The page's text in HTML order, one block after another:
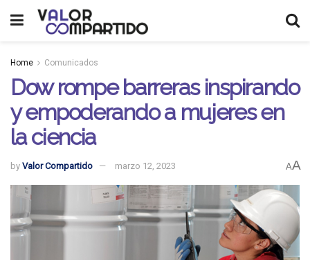
Home Comunicados
Dow rompe barreras inspirando
y empoderando a mujeres en
la ciencia
by Valor Compartido marzo 12, 2023 AA